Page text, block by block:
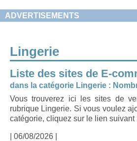
ADVERTISEMENTS
Lingerie
Liste des sites de E-
dans la catégorie Lingerie :
Vous trouverez ici les sites de
rubrique Lingerie. Si vous voulez
catégorie, cliquez sur le lien suivant
| 06/08/2026 |